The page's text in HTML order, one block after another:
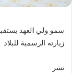
سمو ولي العهد
زيارته الرسمية للبلاد
نشر